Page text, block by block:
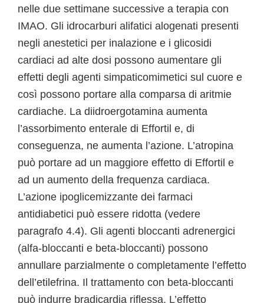
nelle due settimane successive a terapia con
IMAO. Gli idrocarburi alifatici alogenati presenti
negli anestetici per inalazione e i glicosidi
cardiaci ad alte dosi possono aumentare gli
effetti degli agenti simpaticomimetici sul cuore e
così possono portare alla comparsa di aritmie
cardiache. La diidroergotamina aumenta
l’assorbimento enterale di Effortil e, di
conseguenza, ne aumenta l’azione. L’atropina
può portare ad un maggiore effetto di Effortil e
ad un aumento della frequenza cardiaca.
L’azione ipoglicemizzante dei farmaci
antidiabetici può essere ridotta (vedere
paragrafo 4.4). Gli agenti bloccanti adrenergici
(alfa-bloccanti e beta-bloccanti) possono
annullare parzialmente o completamente l’effetto
dell’etilefrina. Il trattamento con beta-bloccanti
può indurre bradicardia riflessa. L’effetto